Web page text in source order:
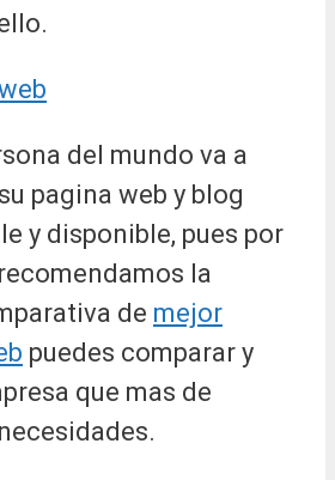
del mundo va a
pagina web y blog
y disponible, pues por
la
de mejor
puedes comparar y
que mas de